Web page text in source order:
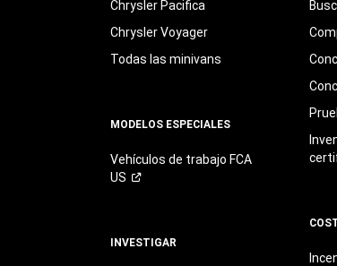
Chrysler Pacifica
Chrysler Voyager
Todas las minivans
MODELOS ESPECIALES
Vehículos de trabajo FCA
US
INVESTIGAR